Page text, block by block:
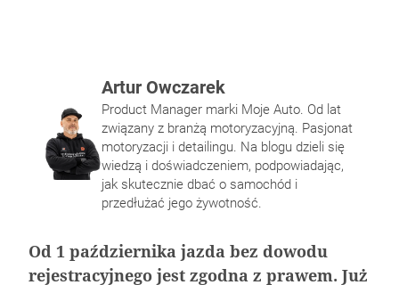
Artur Owczarek
Product Manager marki Moje Auto. Od lat
związany z branżą motoryzacyjną. Pasjonat
motoryzacji i detailingu. Na blogu dzieli się
wiedzą i doświadczeniem, podpowiadając,
jak skutecznie dbać o samochód i
przedłużać jego żywotność.
Od 1 października jazda bez dowodu
rejestracyjnego jest zgodna z prawem. Już